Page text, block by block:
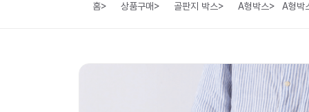
홈> 상품구매> 골판지 박스> A형박스> A형